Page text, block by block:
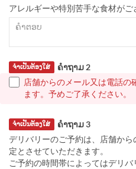
アレルギーや特別苦手な食材がご
ຄຳຖາມ 2
ຈຳເປັນຕ້ອງໃສ່
店舗からのメール又は電話の
ます。予めご了承ください。
ຄຳຖາມ 3
ຈຳເປັນຕ້ອງໃສ່
デリバリーのご予約は、店舗か
定とさせていただきます。
ご予約の時間帯によってはデリ